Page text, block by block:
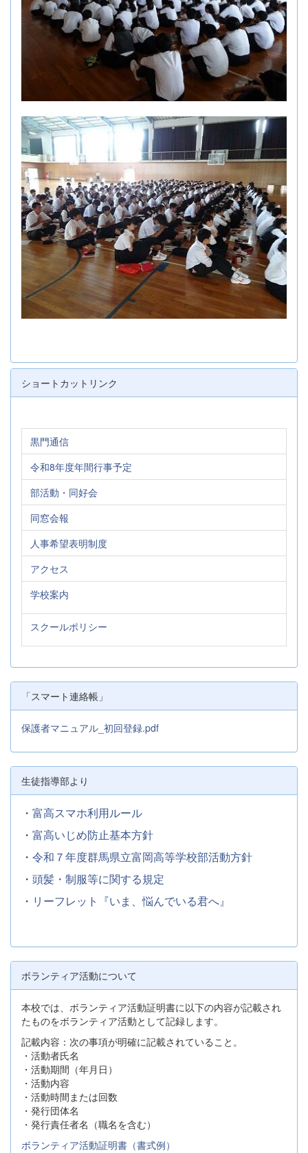
ショートカットリンク
黒門通信
令和8年度年間行事予定
部活動・同好会
同窓会報
人事希望表明制度
アクセス
学校案内
スクールポリシー
「スマート連絡帳」
保護者マニュアル_初回登録.pdf
生徒指導部より
・ 富高スマホ利用ルール
・ 富高いじめ防止基本方針
・ 令和７年度群馬県立富岡高等学校部活動方針
・ 頭髪・制服等に関する規定
・ リーフレット『いま、悩んでいる君へ』
ボランティア活動について
本校では、ボランティア活動証明書に以下の内容が記載され
たものをボランティア活動として記録します。
記載内容：次の事項が明確に記載されていること。
・活動者氏名
・活動期間（年月日）
・活動内容
・活動時間または回数
・発行団体名
・発行責任者名（職名を含む）
ボランティア活動証明書（書式例）